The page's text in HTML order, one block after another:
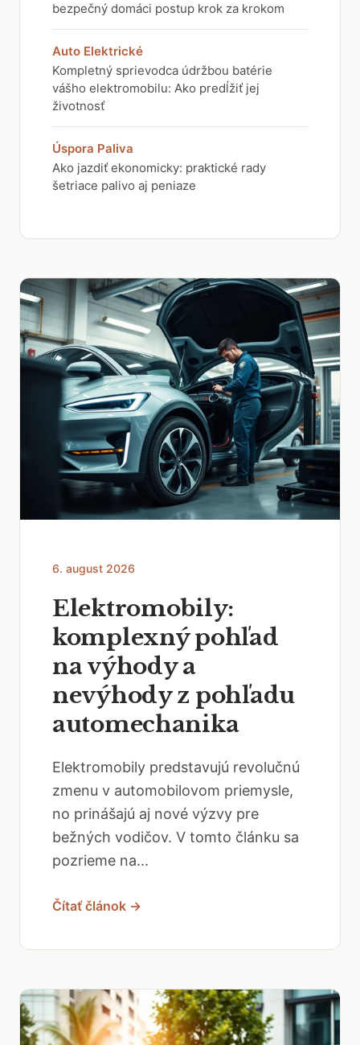
bezpečný domáci postup krok za krokom
Auto Elektrické
Kompletný sprievodca údržbou batérie
vášho elektromobilu: Ako predĺžiť jej
životnosť
Úspora Paliva
Ako jazdiť ekonomicky: praktické rady
šetriace palivo aj peniaze
6. august 2026
Elektromobily:
komplexný pohľad
na výhody a
nevýhody z pohľadu
automechanika
Elektromobily predstavujú revolučnú
zmenu v automobilovom priemysle,
no prinášajú aj nové výzvy pre
bežných vodičov. V tomto článku sa
pozrieme na...
Čítať článok →